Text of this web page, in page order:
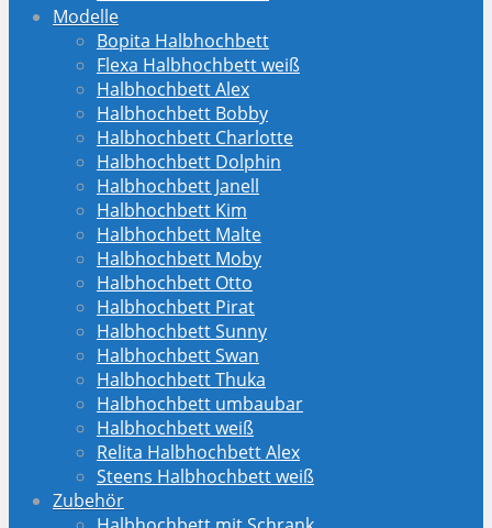
Modelle
Bopita Halbhochbett
Flexa Halbhochbett weiß
Halbhochbett Alex
Halbhochbett Bobby
Halbhochbett Charlotte
Halbhochbett Dolphin
Halbhochbett Janell
Halbhochbett Kim
Halbhochbett Malte
Halbhochbett Moby
Halbhochbett Otto
Halbhochbett Pirat
Halbhochbett Sunny
Halbhochbett Swan
Halbhochbett Thuka
Halbhochbett umbaubar
Halbhochbett weiß
Relita Halbhochbett Alex
Steens Halbhochbett weiß
Zubehör